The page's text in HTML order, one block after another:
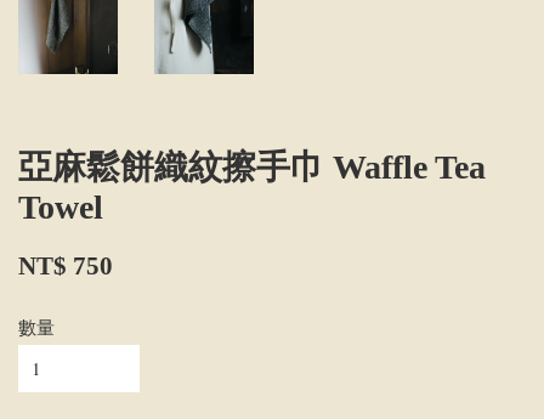
亞麻鬆餅織紋擦手巾 Waffle Tea
Towel
NT$ 750
數量